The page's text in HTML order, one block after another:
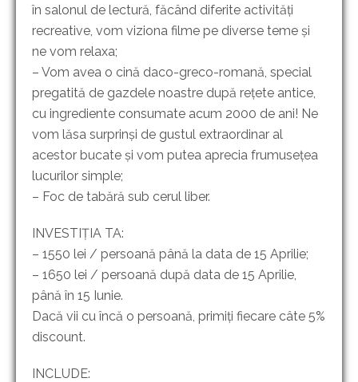
în salonul de lectură, făcând diferite activități
recreative, vom viziona filme pe diverse teme și
ne vom relaxa;
– Vom avea o cină daco-greco-romană, special
pregatită de gazdele noastre după rețete antice,
cu ingrediente consumate acum 2000 de ani! Ne
vom lăsa surprinși de gustul extraordinar al
acestor bucate și vom putea aprecia frumusețea
lucurilor simple;
– Foc de tabără sub cerul liber.
INVESTIȚIA TA:
– 1550 lei / persoană până la data de 15 Aprilie;
– 1650 lei / persoană după data de 15 Aprilie,
până în 15 Iunie.
Dacă vii cu încă o persoană, primiți fiecare câte 5%
discount.
INCLUDE: